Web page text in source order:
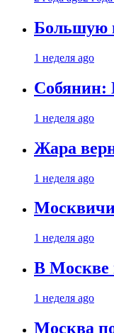
Большую
1 неделя ago
Собянин:
1 неделя ago
Жара
1 неделя ago
Москвичи
1 неделя ago
В Москве
1 неделя ago
Москва